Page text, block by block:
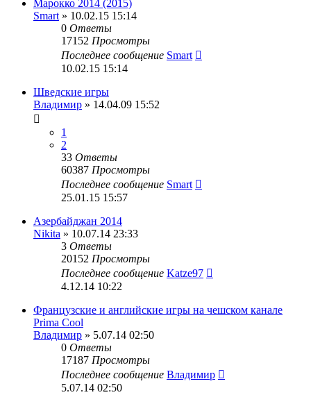
Марокко 2014 (2015)
Smart » 10.02.15 15:14
0 Ответы
17152 Просмотры
Последнее сообщение Smart
10.02.15 15:14
Шведские игры
Владимир » 14.04.09 15:52
1
2
33 Ответы
60387 Просмотры
Последнее сообщение Smart
25.01.15 15:57
Азербайджан 2014
Nikita » 10.07.14 23:33
3 Ответы
20152 Просмотры
Последнее сообщение Katze97
4.12.14 10:22
Французские и английские игры на чешском канале
Prima Cool
Владимир » 5.07.14 02:50
0 Ответы
17187 Просмотры
Последнее сообщение Владимир
5.07.14 02:50